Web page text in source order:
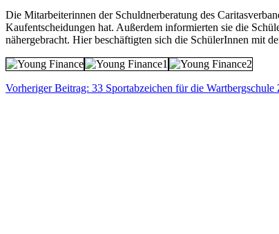
Die Mitarbeiterinnen der Schuldnerberatung des
Kaufentscheidungen hat. Außerdem informierten sie die
nähergebracht. Hier beschäftigten sich die SchülerInnen mit
Vorheriger Beitrag: 33 Sportabzeichen für die Wartbergschule